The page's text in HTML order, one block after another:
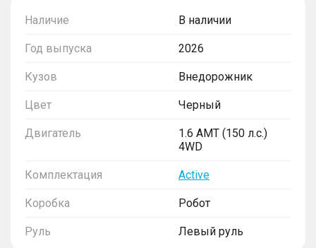
Наличие В наличии
Год выпуска 2026
Кузов Внедорожник
Цвет Черный
Двигатель
1.6 AMT (150 л.с.)
4WD
Комплектация Active
Коробка Робот
Руль Левый руль